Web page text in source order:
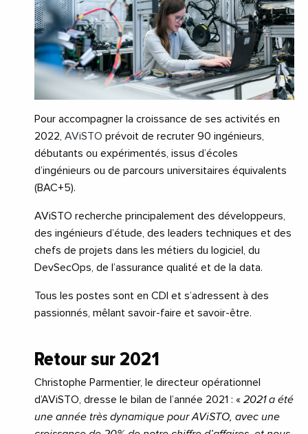
Pour accompagner la croissance de ses activités en
2022, AViSTO prévoit de recruter 90 ingénieurs,
débutants ou expérimentés, issus d’écoles
d’ingénieurs ou de parcours universitaires équivalents
(BAC+5).
AViSTO recherche principalement des développeurs,
des ingénieurs d’étude, des leaders techniques et des
chefs de projets dans les métiers du logiciel, du
DevSecOps, de l’assurance qualité et de la data.
Tous les postes sont en CDI et s’adressent à des
passionnés, mêlant savoir-faire et savoir-être.
Retour sur 2021
Christophe Parmentier, le directeur opérationnel
d’AViSTO, dresse le bilan de l’année 2021 : « 2021 a été
une année très dynamique pour AViSTO, avec une